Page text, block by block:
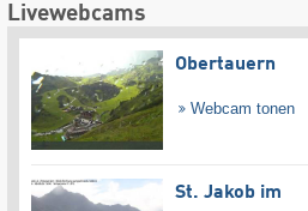
Livewebcams
Obertauern
Webcam tonen
St. Jakob im